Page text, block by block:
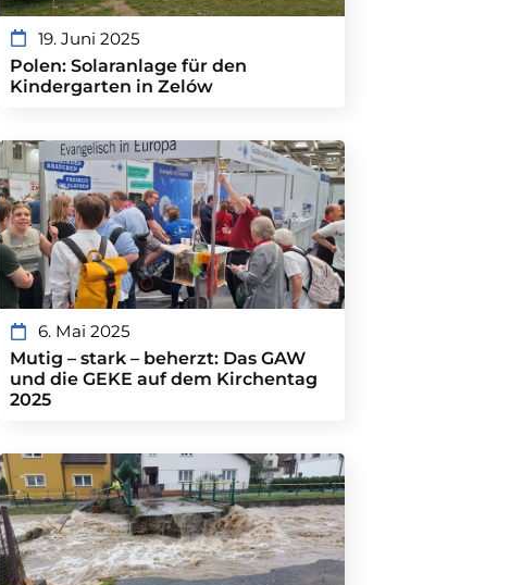
19. Juni 2025
Polen: Solaranlage für den
Kindergarten in Zelów
6. Mai 2025
Mutig – stark – beherzt: Das GAW
und die GEKE auf dem Kirchentag
2025